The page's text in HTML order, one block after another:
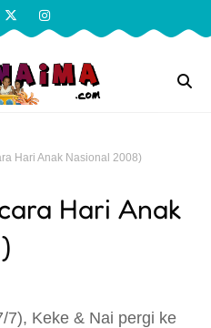
Hari Anak Nasional 2008)
Hari Anak
7), Keke & Nai pergi ke